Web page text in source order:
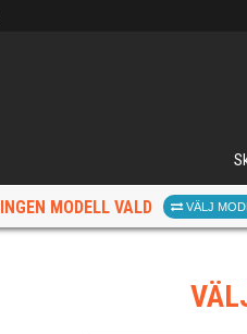
INGEN MODELL VALD VÄLJ